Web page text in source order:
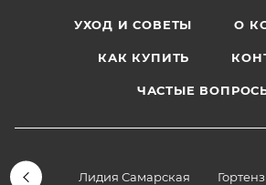
УХОД И СОВЕТЫ О
КАК КУПИТЬ
ЧАСТЫЕ
Лидия Самарская